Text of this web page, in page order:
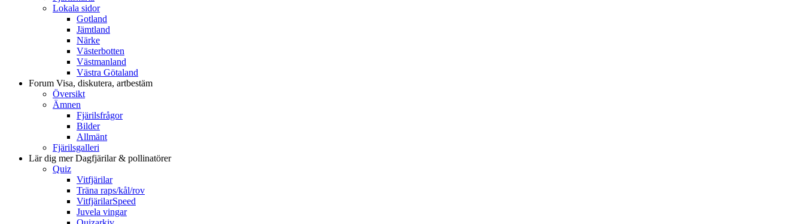
Lokala sidor
Gotland
Jämtland
Närke
Västerbotten
Västmanland
Västra Götaland
Forum Visa, diskutera, artbestäm
Översikt
Ämnen
Fjärilsfrågor
Bilder
Allmänt
Fjärilsgalleri
Lär dig merDagfjärilar & pollinatörer
Quiz
Vitfjärilar
Träna raps/kål/rov
VitfjärilarSpeed
Juvela vingar